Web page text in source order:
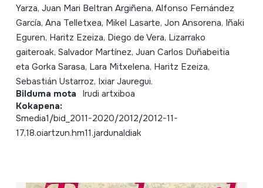
Yarza, Juan Mari Beltran Argiñena, Alfonso Fernández
García, Ana Telletxea, Mikel Lasarte, Jon Ansorena, Iñaki
Eguren, Haritz Ezeiza, Diego de Vera, Lizarrako
gaiteroak, Salvador Martínez, Juan Carlos Duñabeitia
eta Gorka Sarasa, Lara Mitxelena, Haritz Ezeiza,
Sebastián Ustarroz, Ixiar Jauregui.
Bilduma mota Irudi artxiboa
Kokapena:
Smedia1/bid_2011-2020/2012/2012-11-
17,18.oiartzun.hm11.jardunaldiak